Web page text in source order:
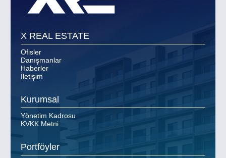
X REAL ESTATE
Ofisler
Danışmanlar
Haberler
İletişim
Kurumsal
Yönetim Kadrosu
KVKK Metni
Portföyler